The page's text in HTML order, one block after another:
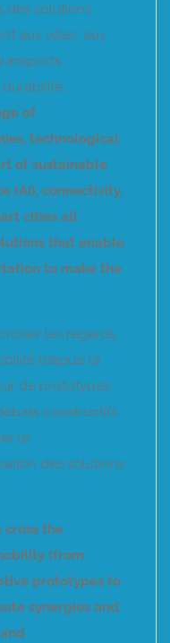
des solutions
aux villes, aux
durabilité.
of
technological
of sustainable
(AI), connectivity,
cities all
that enable
to make the
les regards
(depuis la
de prototypes
constructifs ,
le
des solutions
cross the
(from
prototypes to
synergies and